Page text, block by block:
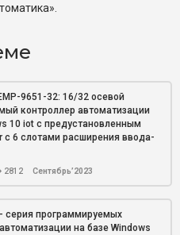
9651-32: 16/32 осевой
контроллер автоматизации
10 iot с предустановленным
с 6 слотами расширения ввода-
2812 Сентябрь’2023
серия программируемых
на базе Windows